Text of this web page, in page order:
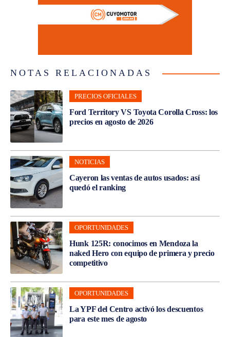
NOTAS RELACIONADAS
PRECIOS OFICIALES
Ford Territory VS Toyota Corolla Cross: los
precios en agosto de 2026
NOTICIAS
Cayeron las ventas de autos usados: así
quedó el ranking
OPORTUNIDADES
Hunk 125R: conocimos en Mendoza la
naked Hero con equipo de primera y precio
competitivo
OPORTUNIDADES
La YPF del Centro activó los descuentos
para este mes de agosto